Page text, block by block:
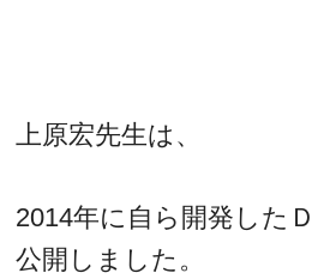
上原宏先生は、
2014年に自ら開発した
公開しました。